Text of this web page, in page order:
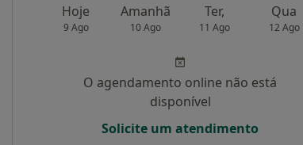
Hoje
9 Ago
Amanhã
10 Ago
Ter,
11 Ago
Qua
12 Ago
O agendamento online não está
disponível
Solicite um atendimento